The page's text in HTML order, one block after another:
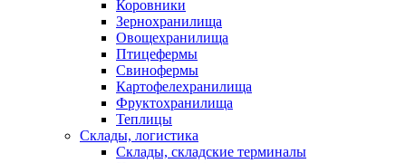
Коровники
Зернохранилища
Овощехранилища
Птицефермы
Свинофермы
Картофелехранилища
Фруктохранилища
Теплицы
Склады, логистика
Склады, складские терминалы